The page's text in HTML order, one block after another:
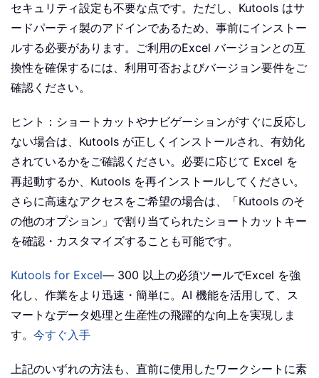
セキュリティ設定も不要な点です。ただし、Kutools はサ
ードパーティ製のアドインであるため、事前にインストー
ルする必要があります。ご利用のExcel バージョンとの互
換性を確保するには、利用可否およびバージョン要件をご
確認ください。
ヒント：ショートカットやナビゲーションがすぐに反応し
ない場合は、Kutools が正しくインストールされ、有効化
されているかをご確認ください。必要に応じて Excel を
再起動するか、Kutools を再インストールしてください。
さらに高速なアクセスをご希望の場合は、「Kutools のそ
の他のオプション」で割り当てられたショートカットキー
を確認・カスタマイズすることも可能です。
Kutools for Excel— 300 以上の必須ツールでExcel を強
化し、作業をより迅速・簡単に。AI 機能を活用して、ス
マートなデータ処理と生産性の飛躍的な向上を実現しま
す。 今すぐ入手
上記のいずれの方法も、直前に使用したワークシートに素